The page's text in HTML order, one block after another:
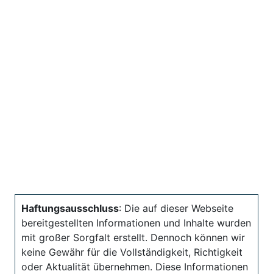
Haftungsausschluss: Die auf dieser Webseite
bereitgestellten Informationen und Inhalte wurden
mit großer Sorgfalt erstellt. Dennoch können wir
keine Gewähr für die Vollständigkeit, Richtigkeit
oder Aktualität übernehmen. Diese Informationen